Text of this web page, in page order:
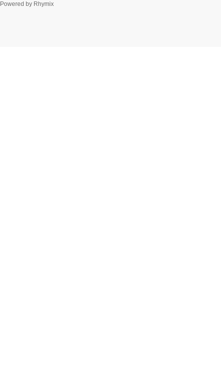
Powered by Rhymix